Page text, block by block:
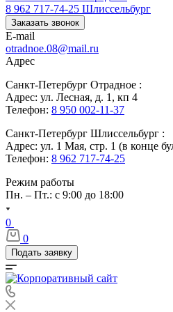
8 962 717-74-25 Шлиссельбург
Заказать звонок
E-mail
otradnoe.08@mail.ru
Адрес
Санкт-Петербург Отрадное :
Адрес: ул. Лесная, д. 1, кп 4
Телефон: 8 950 002-11-37
Санкт-Петербург Шлиссельбург :
Адрес: ул. 1 Мая, стр. 1 (в конце
Телефон: 8 962 717-74-25
Режим работы
Пн. – Пт.: с 9:00 до 18:00
0
0
Подать заявку